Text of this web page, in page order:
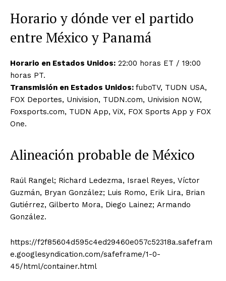
Horario y dónde ver el partido
entre México y Panamá
Horario en Estados Unidos: 22:00 horas ET / 19:00
horas PT.
Transmisión en Estados Unidos: fuboTV, TUDN USA,
FOX Deportes, Univision, TUDN.com, Univision NOW,
Foxsports.com, TUDN App, ViX, FOX Sports App y FOX
One.
Alineación probable de México
Raúl Rangel; Richard Ledezma, Israel Reyes, Víctor
Guzmán, Bryan González; Luis Romo, Erik Lira, Brian
Gutiérrez, Gilberto Mora, Diego Lainez; Armando
González.
https://f2f85604d595c4ed29460e057c52318a.safefram
e.googlesyndication.com/safeframe/1-0-
45/html/container.html